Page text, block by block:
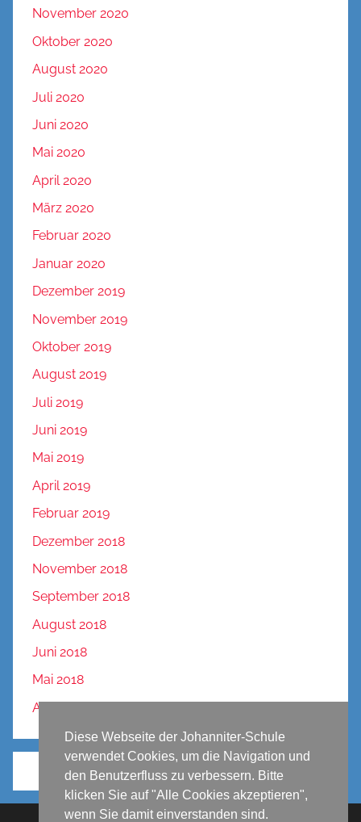
November 2020
Oktober 2020
August 2020
Juli 2020
Juni 2020
Mai 2020
April 2020
März 2020
Februar 2020
Januar 2020
Dezember 2019
November 2019
Oktober 2019
August 2019
Juli 2019
Juni 2019
Mai 2019
April 2019
Februar 2019
Dezember 2018
November 2018
September 2018
August 2018
Juni 2018
Mai 2018
April 2018
Diese Webseite der Johanniter-Schule
verwendet Cookies, um die Navigation und
den Benutzerfluss zu verbessern. Bitte
klicken Sie auf "Alle Cookies akzeptieren",
wenn Sie damit einverstanden sind.